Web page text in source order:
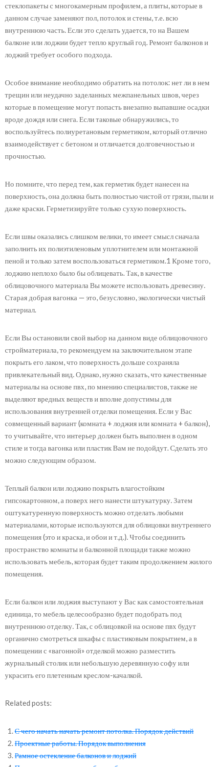
стеклопакеты с многокамерным профилем, а плиты, которые в
данном случае заменяют пол, потолок и стены, т.е. всю
внутреннюю часть. Если это сделать удается, то на Вашем
балконе или лоджии будет тепло круглый год. Ремонт балконов и
лоджий требует особого подхода.
Особое внимание необходимо обратить на потолок: нет ли в нем
трещин или неудачно заделанных межпанельных швов, через
которые в помещение могут попасть внезапно выпавшие осадки
вроде дождя или снега. Если таковые обнаружились, то
воспользуйтесь полиуретановым герметиком, который отлично
взаимодействует с бетоном и отличается долговечностью и
прочностью.
Но помните, что перед тем, как герметик будет нанесен на
поверхность, она должна быть полностью чистой от грязи, пыли и
даже краски. Герметизируйте только сухую поверхность.
Если швы оказались слишком велики, то имеет смысл сначала
заполнить их полиэтиленовым уплотнителем или монтажной
пеной и только затем воспользоваться герметиком.1 Кроме того,
лоджию неплохо было бы облицевать. Так, в качестве
облицовочного материала Вы можете использовать древесину.
Старая добрая вагонка — это, безусловно, экологически чистый
материал.
Если Вы остановили свой выбор на данном виде облицовочного
стройматериала, то рекомендуем на заключительном этапе
покрыть его лаком, что поверхность дольше сохраняла
привлекательный вид. Однако, нужно сказать, что качественные
материалы на основе пвх, по мнению специалистов, также не
выделяют вредных веществ и вполне допустимы для
использования внутренней отделки помещения. Если у Вас
совмещенный вариант (комната + лоджия или комната + балкон),
то учитывайте, что интерьер должен быть выполнен в одном
стиле и тогда вагонка или пластик Вам не подойдут. Сделать это
можно следующим образом.
Теплый балкон или лоджию покрыть влагостойким
гипсокартонном, а поверх него нанести штукатурку. Затем
оштукатуренную поверхность можно отделать любыми
материалами, которые используются для облицовки внутреннего
помещения (это и краска, и обои и т.д.). Чтобы соединить
пространство комнаты и балконной площади также можно
использовать мебель, которая будет таким продолжением жилого
помещения.
Если балкон или лоджия выступают у Вас как самостоятельная
единица, то мебель целесообразно будет подобрать под
внутреннюю отделку. Так, с облицовкой на основе пвх будут
органично смотреться шкафы с пластиковым покрытием, а в
помещении с «вагонной» отделкой можно разместить
журнальный столик или небольшую деревянную софу или
украсить его плетенным креслом-качалкой.
Related posts:
С чего начать начать ремонт потолка. Порядок действий
Проектные работы. Порядок выполнения
Рамное остекление балконов и лоджий